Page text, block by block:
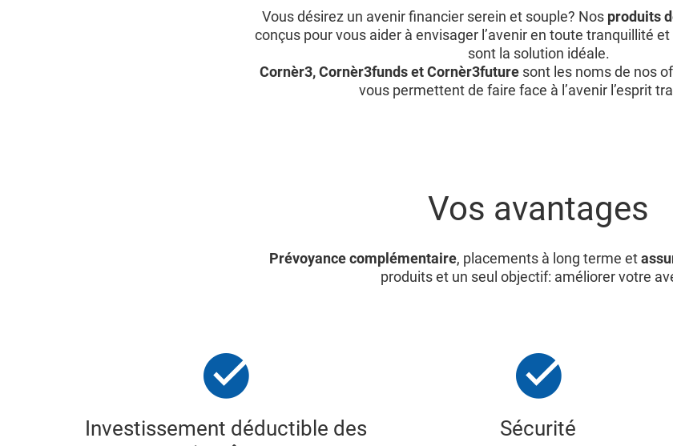
Vous désirez un avenir financier serein et souple? Nos produits
conçus pour vous aider à envisager l’avenir en toute tranquillité
sont la solution idéale.
Cornèr3, Cornèr3funds et Cornèr3futuresont les noms de nos
vous permettent de faire face à l’avenir l’esprit
Vos avantages
Prévoyance complémentaire, placements à long terme et
produits et un seul objectif: améliorer votre
Investissement déductible des
Sécurité